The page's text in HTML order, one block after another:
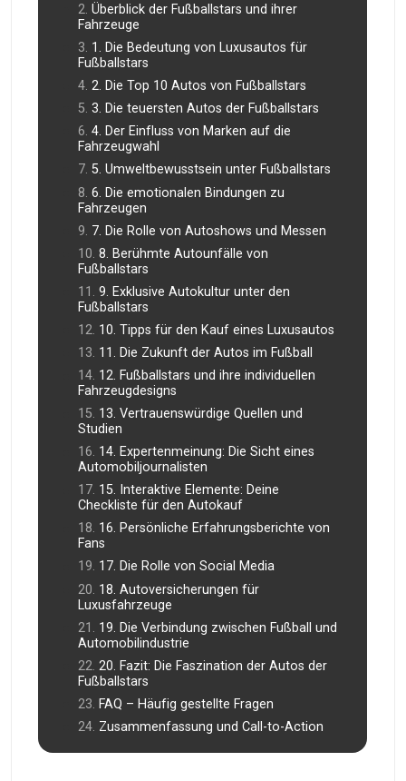
Überblick der Fußballstars und ihrer
Fahrzeuge
1. Die Bedeutung von Luxusautos für
Fußballstars
2. Die Top 10 Autos von Fußballstars
3. Die teuersten Autos der Fußballstars
4. Der Einfluss von Marken auf die
Fahrzeugwahl
5. Umweltbewusstsein unter Fußballstars
6. Die emotionalen Bindungen zu
Fahrzeugen
7. Die Rolle von Autoshows und Messen
8. Berühmte Autounfälle von
Fußballstars
9. Exklusive Autokultur unter den
Fußballstars
10. Tipps für den Kauf eines Luxusautos
11. Die Zukunft der Autos im Fußball
12. Fußballstars und ihre individuellen
Fahrzeugdesigns
13. Vertrauenswürdige Quellen und
Studien
14. Expertenmeinung: Die Sicht eines
Automobiljournalisten
15. Interaktive Elemente: Deine
Checkliste für den Autokauf
16. Persönliche Erfahrungsberichte von
Fans
17. Die Rolle von Social Media
18. Autoversicherungen für
Luxusfahrzeuge
19. Die Verbindung zwischen Fußball und
Automobilindustrie
20. Fazit: Die Faszination der Autos der
Fußballstars
FAQ – Häufig gestellte Fragen
Zusammenfassung und Call-to-Action